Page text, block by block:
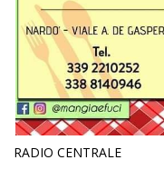
RADIO CENTRALE